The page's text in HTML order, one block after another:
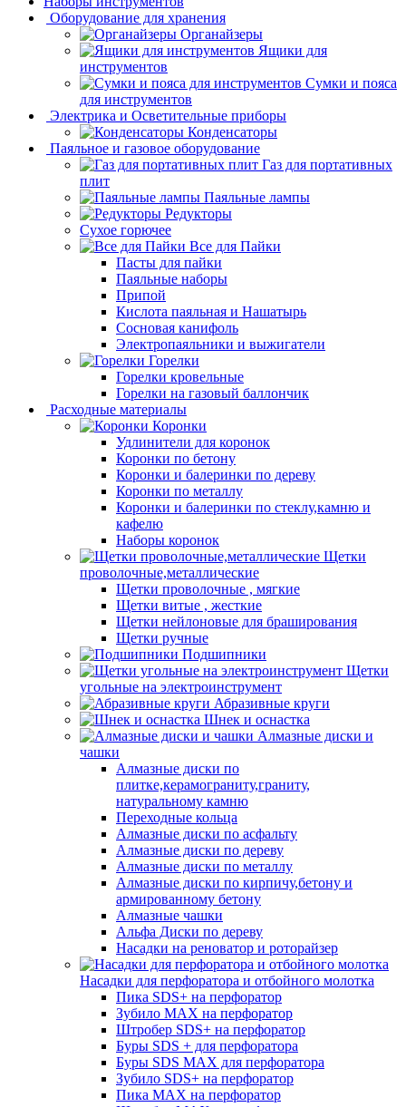
Оборудование для хранения
Органайзеры
Ящики для
инструментов
Сумки и пояса
для инструментов
Электрика и Осветительные приборы
Конденсаторы
Паяльное и газовое оборудование
Газ для портативных
плит
Паяльные лампы
Редукторы
Сухое горючее
Все для Пайки
Пасты для пайки
Паяльные наборы
Припой
Кислота паяльная и Нашатырь
Сосновая канифоль
Электропаяльники и выжигатели
Горелки
Горелки кровельные
Горелки на газовый баллончик
Расходные материалы
Коронки
Удлинители для коронок
Коронки по бетону
Коронки и балеринки по дереву
Коронки по металлу
Коронки и балеринки по стеклу,камню и
кафелю
Наборы коронок
Щетки
проволочные,металлические
Щетки проволочные , мягкие
Щетки витые , жесткие
Щетки нейлоновые для браширования
Щетки ручные
Подшипники
Щетки
угольные на электроинструмент
Абразивные круги
Шнек и оснастка
Алмазные диски и
чашки
Алмазные диски по
плитке,керамограниту,граниту,
натуральному камню
Переходные кольца
Алмазные диски по асфальту
Алмазные диски по дереву
Алмазные диски по металлу
Алмазные диски по кирпичу,бетону и
армированному бетону
Алмазные чашки
Альфа Диски по дереву
Насадки на реноватор и роторайзер
Насадки для перфоратора и отбойного молотка
Пика SDS+ на перфоратор
Зубило MAX на перфоратор
Штробер SDS+ на перфоратор
Буры SDS + для перфоратора
Буры SDS MAX для перфоратора
Зубило SDS+ на перфоратор
Пика MAX на перфоратор